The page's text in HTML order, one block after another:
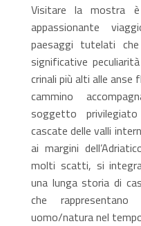
Visitare la mostra
appassionante
paesaggi tutelati
significative
crinali più alti alle anse
cammino
soggetto
cascate delle valli
ai margini
molti scatti, si
una lunga storia di
che rappresentano
uomo/natura nel